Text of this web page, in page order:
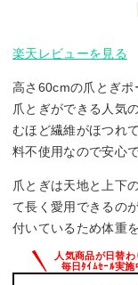
楽天レビューを見る
高さ60cmの爪とぎポ
爪とぎができる人気
むほど繊維がほつれ
料不使用なので安心で
爪とぎは天地と上下
て長く愛用できるの
付いているため体重